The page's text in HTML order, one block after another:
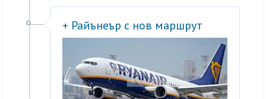
+ Райънеър с нов маршрут